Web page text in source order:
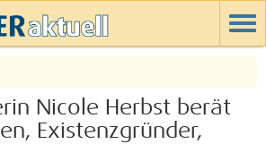
Nicole Herbst berät
Existenzgründer,